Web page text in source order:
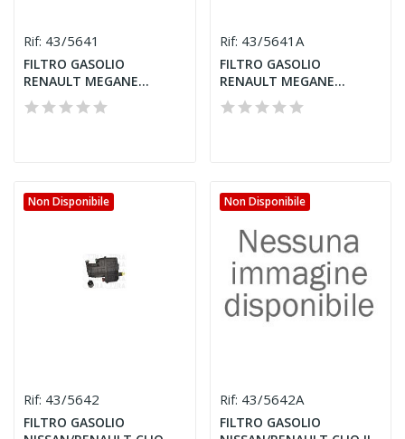
Rif: 43/5641
FILTRO GASOLIO
RENAULT MEGANE
II/SCENIC II ALL....
Rif: 43/5641A
FILTRO GASOLIO
RENAULT MEGANE
II/SCENIC II SOLO...
Non Disponibile
Rif: 43/5642
FILTRO GASOLIO
Non Disponibile
Rif: 43/5642A
FILTRO GASOLIO